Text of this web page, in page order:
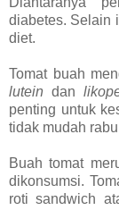
diabetes. Selain
diet.
Tomat buah
lutein dan
penting untuk
tidak mudah
Buah tomat
dikonsumsi.
roti sandwich